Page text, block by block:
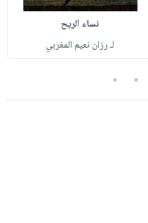
نساء الريح
لـ رزان نعيم المغربي
4
5